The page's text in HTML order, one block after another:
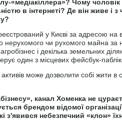
«медіакіллера»? Чому
в інтернеті? Де він живе і
у Києві за адресою на
нерухомого чи рухомого майна
і декілька земельних
один з місцевих фейсбук-
може дозволити собі жити в
канал Хоменка не
брендом відомої
з'явився небезпечний «клон»